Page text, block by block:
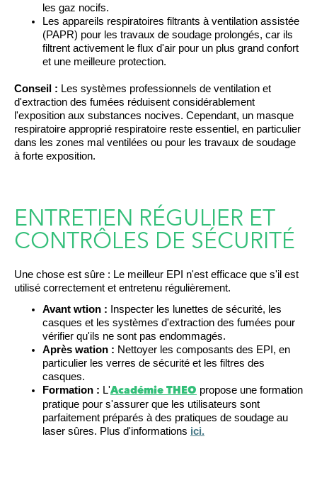
les gaz nocifs.
Les appareils respiratoires filtrants à ventilation assistée
(PAPR) pour les travaux de soudage prolongés, car ils
filtrent activement le flux d'air pour un plus grand confort
et une meilleure protection.
Conseil : Les systèmes professionnels de ventilation et
d'extraction des fumées réduisent considérablement
l'exposition aux substances nocives. Cependant, un masque
respiratoire approprié respiratoire reste essentiel, en particulier
dans les zones mal ventilées ou pour les travaux de soudage
à forte exposition.
ENTRETIEN RÉGULIER ET
CONTRÔLES DE SÉCURITÉ
Une chose est sûre : Le meilleur EPI n'est efficace que s'il est
utilisé correctement et entretenu régulièrement.
Avant wtion : Inspecter les lunettes de sécurité, les
casques et les systèmes d'extraction des fumées pour
vérifier qu'ils ne sont pas endommagés.
Après wation : Nettoyer les composants des EPI, en
particulier les verres de sécurité et les filtres des
casques.
Formation : L'Académie THEO propose une formation
pratique pour s'assurer que les utilisateurs sont
parfaitement préparés à des pratiques de soudage au
laser sûres. Plus d'informations ici.